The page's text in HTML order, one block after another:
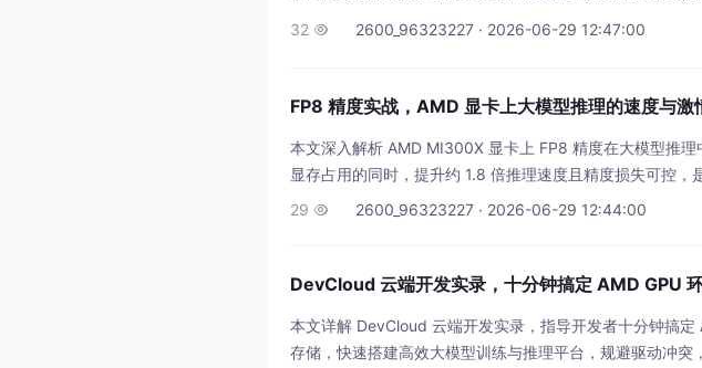
32  2600_96323227 · 2026-06-29 12:47:00
FP8 精度实战，AMD 显卡上大模型推理的速度与激
本文深入解析 AMD MI300X 显卡上 FP8 精度在大模型推
显存占用的同时，提升约 1.8 倍推理速度且精度损失可控，
29  2600_96323227 · 2026-06-29 12:44:00
DevCloud 云端开发实录，十分钟搞定 AMD GPU
本文详解 DevCloud 云端开发实录，指导开发者十分钟搞
存储，快速搭建高效大模型训练与推理平台，规避驱动冲突